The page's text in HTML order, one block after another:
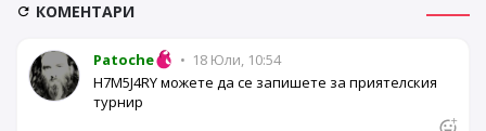
КОМЕНТАРИ
Patoche • 18 Юли, 10:54
H7M5J4RY можете да се запишете за приятелския
турнир